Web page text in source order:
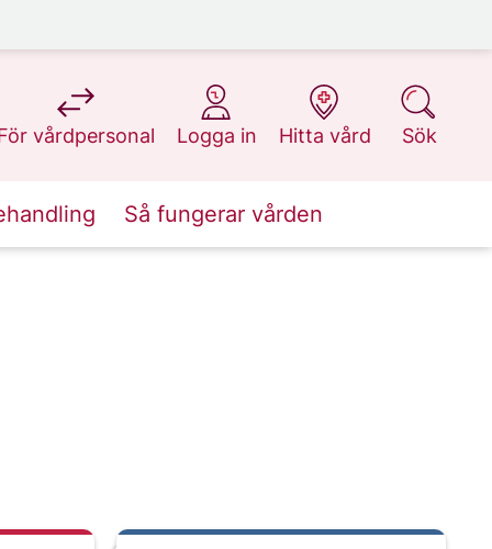
vårdpersonal
på 1177.se
Logga in
på 1177.se
Hitta vård
på 1177.se
Sök
på 1177.se
Så fungerar vården